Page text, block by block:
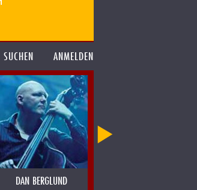
SUCHEN ANMELDEN
DAN BERGLUND